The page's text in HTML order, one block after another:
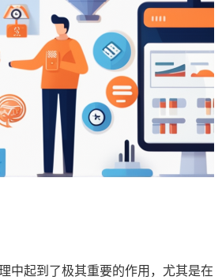
中起到了极其重要的作用，尤其是在